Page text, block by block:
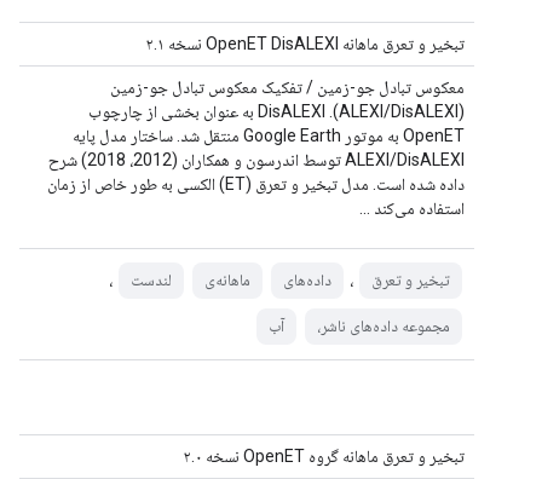
تبخیر و تعرق ماهانه OpenET DisALEXI نسخه ۲.۱
معکوس تبادل جو-زمین / تفکیک معکوس تبادل جو-زمین
(ALEXI/DisALEXI). DisALEXI به عنوان بخشی از چارچوب
OpenET به موتور Google Earth منتقل شد. ساختار مدل پایه
ALEXI/DisALEXI توسط اندرسون و همکاران (2012، 2018) شرح
داده شده است. مدل تبخیر و تعرق (ET) الکسی به طور خاص از زمان
استفاده می‌کند ...
تبخیر و تعرق ، داده‌های ماهانه‌ی لندست ،
مجموعه داده‌های ناشر، آب
تبخیر و تعرق ماهانه گروه OpenET نسخه ۲.۰